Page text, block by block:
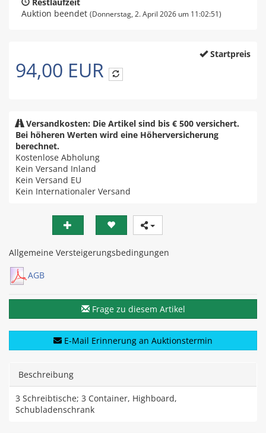
Auktion beendet (Donnerstag, 2. April 2026 um 11:02:51)
Startpreis
94,00 EUR
Versandkosten: Die Artikel sind bis € 500 versichert.
Bei höheren Werten wird eine Höherversicherung
berechnet.
Kostenlose Abholung
Kein Versand Inland
Kein Versand EU
Kein Internationaler Versand
Allgemeine Versteigerungsbedingungen
AGB
Frage zu diesem Artikel
E-Mail Erinnerung an Auktionstermin
Beschreibung
3 Schreibtische; 3 Container, Highboard,
Schubladenschrank